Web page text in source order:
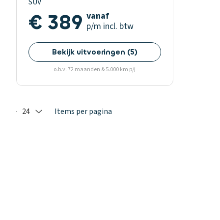
€ 389 vanaf
p/m incl. btw
Bekijk uitvoeringen (5)
o.b.v. 72 maanden & 5.000 km p/j
Selected: 24
24 Items per pagina